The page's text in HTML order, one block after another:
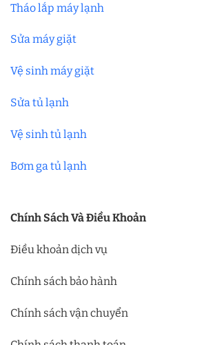
Tháo lắp máy lạnh
Sửa máy giặt
Vệ sinh máy giặt
Sửa tủ lạnh
Vệ sinh tủ lạnh
Bơm ga tủ lạnh
Chính Sách Và Điều Khoản
Điều khoản dịch vụ
Chính sách bảo hành
Chính sách vận chuyển